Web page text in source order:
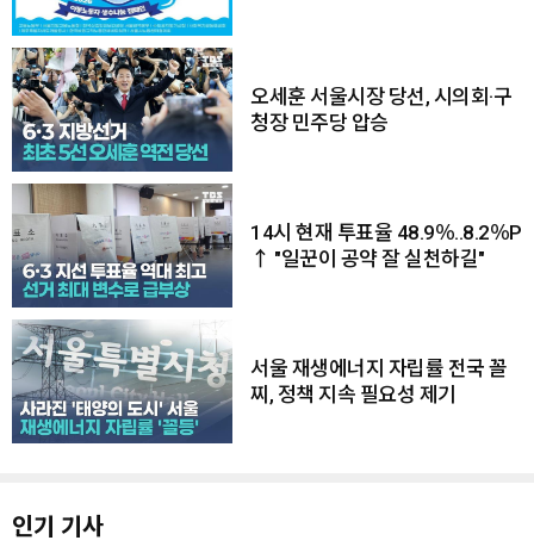
오세훈 서울시장 당선, 시의회·구
청장 민주당 압승
14시 현재 투표율 48.9％..8.2％P
↑ "일꾼이 공약 잘 실천하길"
서울 재생에너지 자립률 전국 꼴
찌, 정책 지속 필요성 제기
인기 기사